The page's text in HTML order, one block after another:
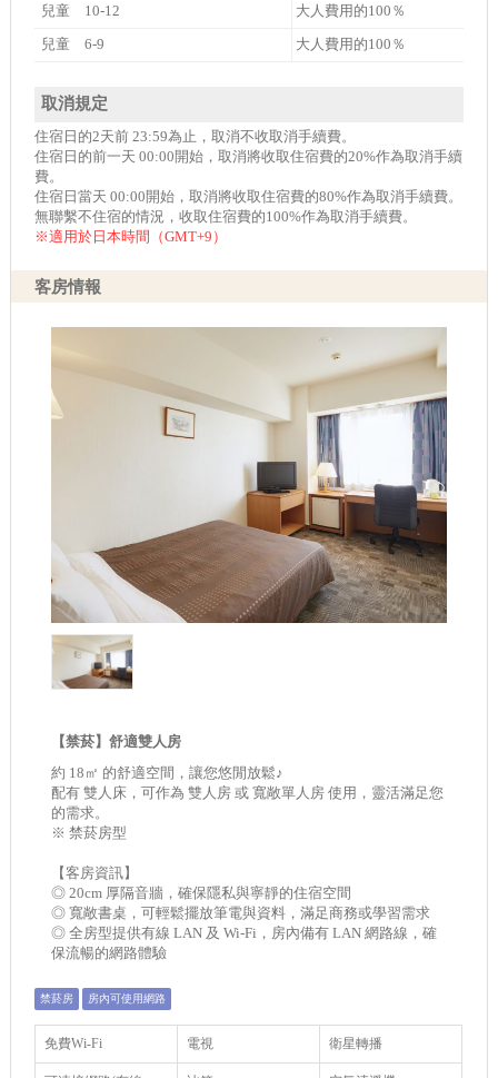
兒童 10-12 大人費用的100％
兒童 6-9 大人費用的100％
取消規定
住宿日的2天前 23:59為止，取消不收取消手續費。
住宿日的前一天 00:00開始，取消將收取住宿費的20%作為取消手續
費。
住宿日當天 00:00開始，取消將收取住宿費的80%作為取消手續費。
無聯繫不住宿的情況，收取住宿費的100%作為取消手續費。
※適用於日本時間（GMT+9）
客房情報
【禁菸】舒適雙人房
約 18㎡ 的舒適空間，讓您悠閒放鬆♪
配有 雙人床，可作為 雙人房 或 寬敞單人房 使用，靈活滿足您
的需求。
※ 禁菸房型
【客房資訊】
◎ 20cm 厚隔音牆，確保隱私與寧靜的住宿空間
◎ 寬敞書桌，可輕鬆擺放筆電與資料，滿足商務或學習需求
◎ 全房型提供有線 LAN 及 Wi-Fi，房內備有 LAN 網路線，確
保流暢的網路體驗
禁菸房 房內可使用網路
免費Wi-Fi 電視 衛星轉播